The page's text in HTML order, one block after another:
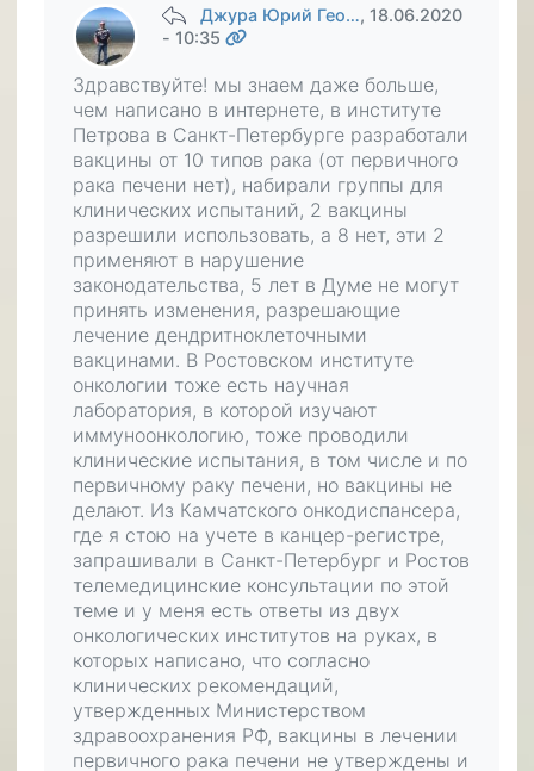
Джура Юрий Гео…, 18.06.2020
- 10:35
Здравствуйте! мы знаем даже больше,
чем написано в интернете, в институте
Петрова в Санкт-Петербурге разработали
вакцины от 10 типов рака (от первичного
рака печени нет), набирали группы для
клинических испытаний, 2 вакцины
разрешили использовать, а 8 нет, эти 2
применяют в нарушение
законодательства, 5 лет в Думе не могут
принять изменения, разрешающие
лечение дендритноклеточными
вакцинами. В Ростовском институте
онкологии тоже есть научная
лаборатория, в которой изучают
иммуноонкологию, тоже проводили
клинические испытания, в том числе и по
первичному раку печени, но вакцины не
делают. Из Камчатского онкодиспансера,
где я стою на учете в канцер-регистре,
запрашивали в Санкт-Петербург и Ростов
телемедицинские консультации по этой
теме и у меня есть ответы из двух
онкологических институтов на руках, в
которых написано, что согласно
клинических рекомендаций,
утвержденных Министерством
здравоохранения РФ, вакцины в лечении
первичного рака печени не утверждены и